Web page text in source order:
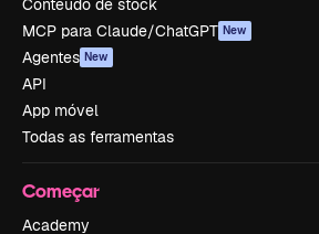
Conteúdo de stock
MCP para Claude/ChatGPT New
Agentes New
API
App móvel
Todas as ferramentas
Começar
Academy